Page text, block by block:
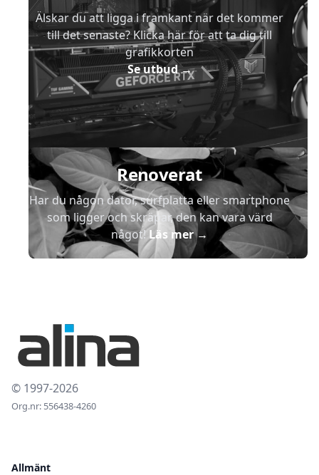
Älskar du att ligga i framkant när det kommer
till det senaste? Klicka här för att ta dig till
grafikkorten
Se utbud→
Renoverat
Har du någon dator, surfplatta eller smartphone
som ligger och skräpar, den kan vara värd
något!Läs mer→
© 1997-2026
Org.nr: 556438-4260
Allmänt